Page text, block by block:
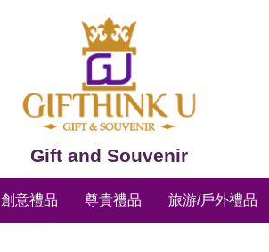
Gift and Souvenir
創意禮品 尊貴禮品 旅游/戶外禮品